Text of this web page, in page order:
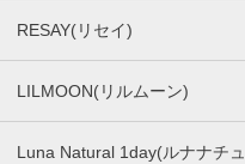
RESAY(リセイ)
LILMOON(リルムーン)
Luna Natural 1day(ルナナチュ